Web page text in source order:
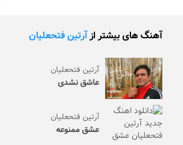
آهنگ های بیشتر ازآرتین فتحعلیان
آرتین فتحعلیان
عاشق نشدی
آرتین فتحعلیان
عشق ممنوعه